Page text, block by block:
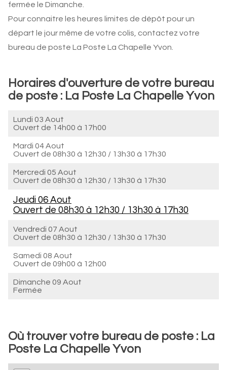
fermée le Dimanche.
Pour connaitre les heures limites de dépôt pour un
départ le jour même de votre colis, contactez votre
bureau de poste La Poste La Chapelle Yvon.
Horaires d'ouverture de votre bureau
de poste : La Poste La Chapelle Yvon
Lundi 03 Aout
Ouvert de 14h00 à 17h00
Mardi 04 Aout
Ouvert de 08h30 à 12h30 / 13h30 à 17h30
Mercredi 05 Aout
Ouvert de 08h30 à 12h30 / 13h30 à 17h30
Jeudi 06 Aout
Ouvert de 08h30 à 12h30 / 13h30 à 17h30
Vendredi 07 Aout
Ouvert de 08h30 à 12h30 / 13h30 à 17h30
Samedi 08 Aout
Ouvert de 09h00 à 12h00
Dimanche 09 Aout
Fermée
Où trouver votre bureau de poste : La
Poste La Chapelle Yvon